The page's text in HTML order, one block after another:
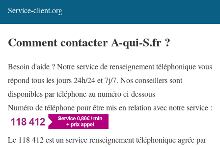
Service-client.org
Comment contacter A-qui-S.fr ?
Besoin d'aide ? Notre service de renseignement téléphonique vous
répond tous les jours 24h/24 et 7j/7. Nos conseillers sont
disponibles par téléphone au numéro ci-dessous
Numéro de téléphone pour être mis en relation avec notre service :
Le 118 412 est un service renseignement téléphonique agrée par